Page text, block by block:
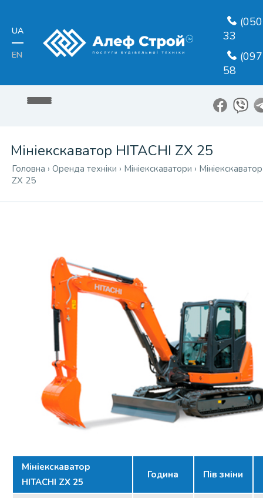
UA
EN
33
58
Мініекскаватор HITACHI ZX 25
Головна › Оренда техніки › Мініекскаватори ›
ZX 25
Мініекскаватор
HITACHI ZX 25
Година Пів зміни